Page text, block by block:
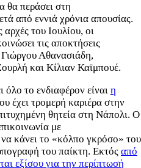
θα περάσει στη
από εννιά χρόνια απουσίας.
του Ιουλίου, οι
τις αποκτήσεις
Αθανασιάδη,
και Κίλιαν Καϊμπουέ.
το ενδιαφέρον είναι η
έχει τρομερή καριέρα στην
θητεία στη Νάπολι. Ο
με
να κάνει το «κόλπο γκρόσο» του
του παίκτη. Εκτός από
εξίσου για την περίπτωσή